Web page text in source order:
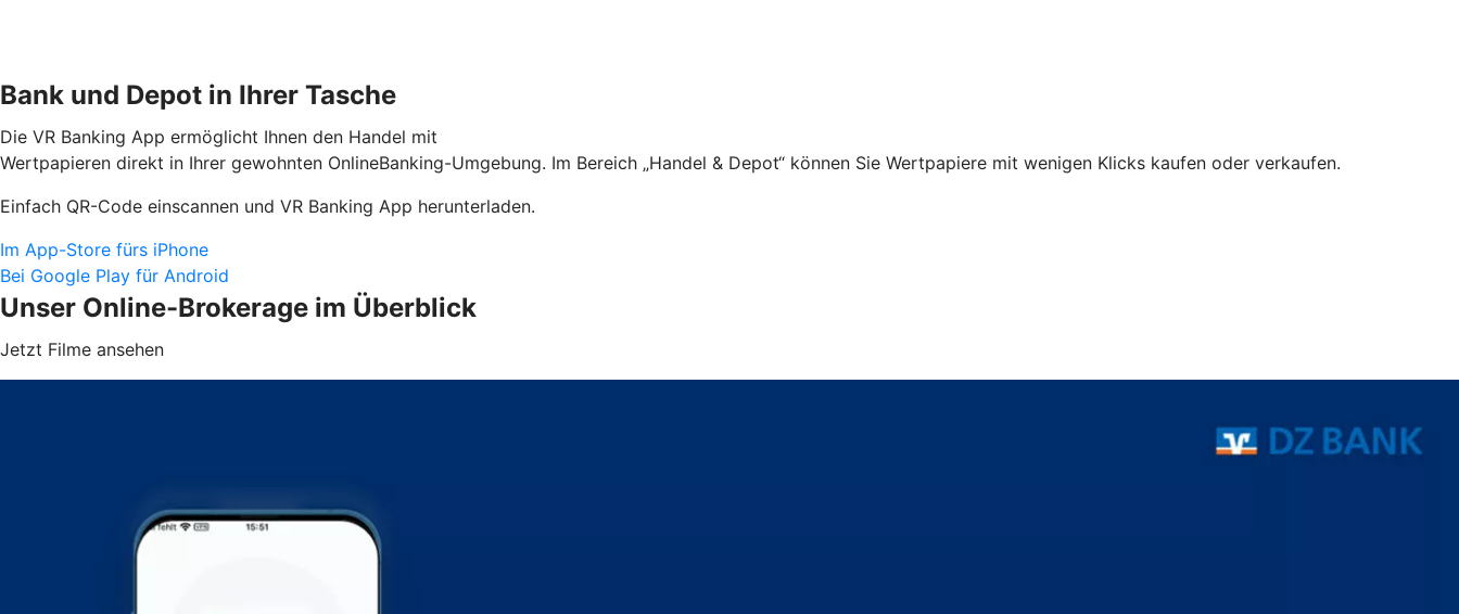
Bank und Depot in Ihrer Tasche
Die VR Banking App ermöglicht Ihnen den Handel mit
Wertpapieren direkt in Ihrer gewohnten OnlineBanking-Umgebung. Im Bereich „Handel & Depot“ können Sie Wertpapiere mit wenigen Klicks kaufen oder verkaufen.
Einfach QR-Code einscannen und VR Banking App herunterladen.
Im App-Store fürs iPhone
Bei Google Play für Android
Unser Online-Brokerage im Überblick
Jetzt Filme ansehen